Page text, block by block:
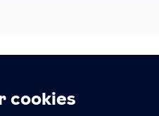
cookies